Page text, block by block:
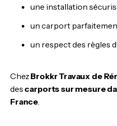
une installation
un carport
un respect des règles
Chez Brokkr Travaux de
des carports sur mesure
France.